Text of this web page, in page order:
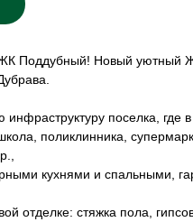
ЖК Поддубный! Новый уютный
поселка, где
поликлинника,
кухнями и спальными,
отделке: стяжка пола,